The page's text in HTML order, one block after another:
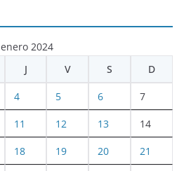
enero 2024
J V S D
4 5 6 7
11 12 13 14
18 19 20 21